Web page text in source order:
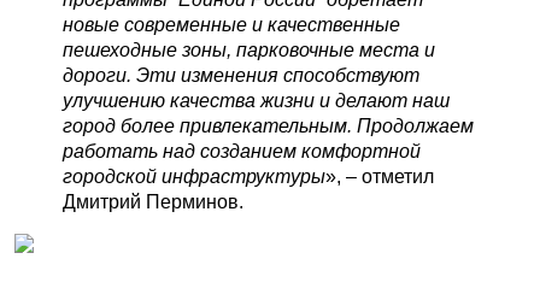
новые современные и качественные
пешеходные зоны, парковочные места и
дороги. Эти изменения способствуют
улучшению качества жизни и делают наш
город более привлекательным. Продолжаем
работать над созданием комфортной
городской инфраструктуры», – отметил
Дмитрий Перминов.